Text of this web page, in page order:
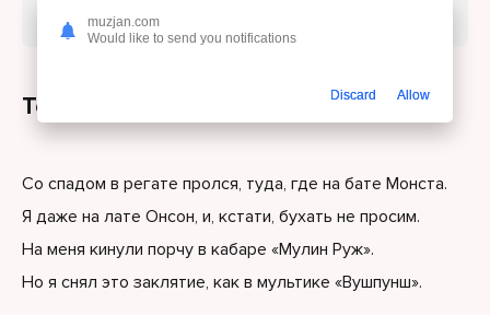
сименс
Текст песни
Со спадом в регате пролся, туда, где на бате Монста.
Я даже на лате Онсон, и, кстати, бухать не просим.
На меня кинули порчу в кабаре «Мулин Руж».
Но я снял это заклятие, как в мультике «Вушпунш».
muzjan.com
Would like to send you notifications
Discard Allow